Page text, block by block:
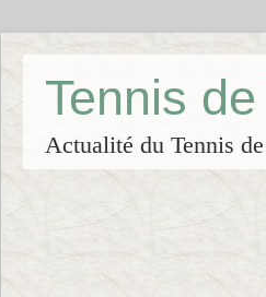
Tennis
Actualité du Tennis